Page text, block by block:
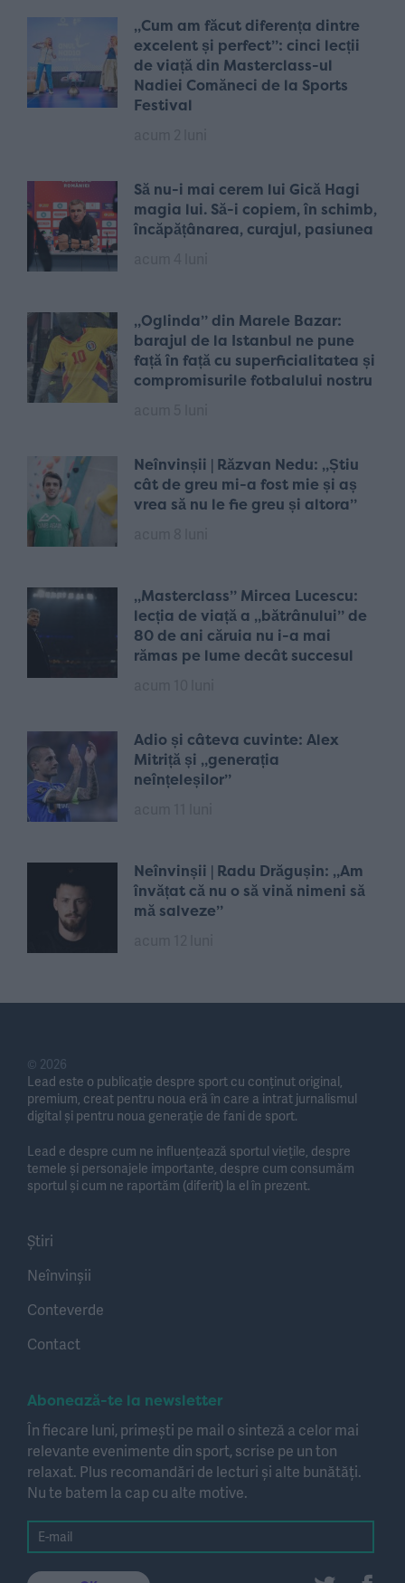
„Cum am făcut diferența dintre
excelent și perfect”: cinci lecții
de viață din Masterclass-ul
Nadiei Comăneci de la Sports
Festival
Să nu-i mai cerem lui Gică Hagi
magia lui. Să-i copiem, în schimb,
încăpățânarea, curajul, pasiunea
„Oglinda” din Marele Bazar:
barajul de la Istanbul ne pune
față în față cu superficialitatea și
compromisurile fotbalului nostru
Neînvinșii | Răzvan Nedu: „Știu
cât de greu mi-a fost mie și aș
vrea să nu le fie greu și altora”
„Masterclass” Mircea Lucescu:
lecția de viață a „bătrânului” de
80 de ani căruia nu i-a mai
rămas pe lume decât succesul
Adio și câteva cuvinte: Alex
Mitriță și „generația
neînțeleșilor”
Neînvinșii | Radu Drăgușin: „Am
învățat că nu o să vină nimeni să
mă salveze”
© 2026
Lead este o publicație despre sport cu conținut original,
premium, creat pentru noua eră în care a intrat jurnalismul
digital și pentru noua generație de fani de sport.
Lead e despre cum ne influențează sportul viețile, despre
temele și personajele importante, despre cum consumăm
sportul și cum ne raportăm (diferit) la el în prezent.
Știri
Neînvinșii
Conteverde
Contact
Abonează-te la newsletter
În fiecare luni, primești pe mail o sinteză a celor mai
relevante evenimente din sport, scrise pe un ton
relaxat. Plus recomandări de lecturi și alte bunătăți.
Nu te batem la cap cu alte motive.